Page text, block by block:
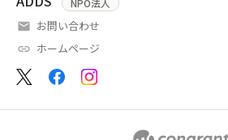
お問い合わせ
ホームページ